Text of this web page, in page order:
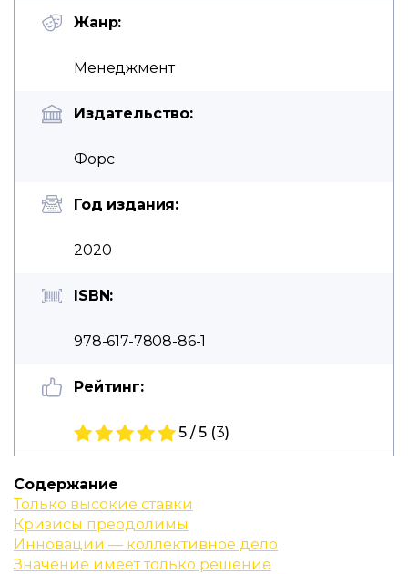
Жанр:
Менеджмент
Издательство:
Форс
Год издания:
2020
ISBN:
978-617-7808-86-1
Рейтинг:
5 / 5 (3)
Содержание
Только высокие ставки
Кризисы преодолимы
Инновации — коллективное дело
Значение имеет только решение